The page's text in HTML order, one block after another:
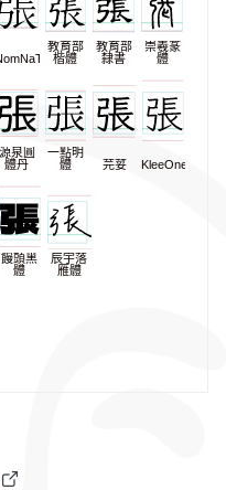
教育部
楷體
教育部
隸書
崇羲篆
體
源泉圓
體丹
一點明
體
芫荽 KleeOne
饅頭黑
體
辰宇落
雁體